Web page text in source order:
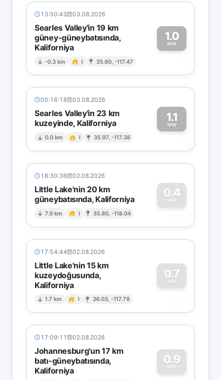
13:50:43 03.08.2026
Searles Valley'in 19 km
güney-güneybatısında,
Kaliforniya
-0.3 km I 35.60, -117.47
1.0
MW
1
00:16:18 03.08.2026
Searles Valley'in 23 km
kuzeyinde, Kaliforniya
0.0 km I 35.97, -117.38
1.1
MW1
18:30:36 02.08.2026
Little Lake'nin 20 km
güneybatısında, Kaliforniya
7.9 km I 35.80, -118.04
0.4
MW
0
17:54:44 02.08.2026
Little Lake'nin 15 km
kuzeydoğusunda,
Kaliforniya
1.7 km I 36.03, -117.78
0.7
MW
0
17:09:11 02.08.2026
Johannesburg'un 17 km
batı-güneybatısında,
Kaliforniya
0.9
MW